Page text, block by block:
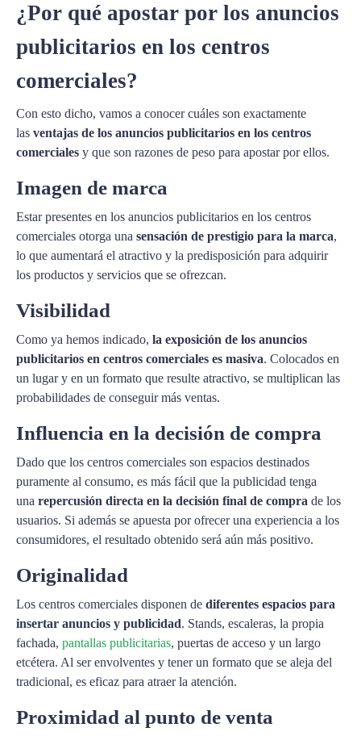
¿Por qué apostar por los anuncios
publicitarios en los centros
comerciales?
Con esto dicho, vamos a conocer cuáles son exactamente
las ventajas de los anuncios publicitarios en los centros
comerciales y que son razones de peso para apostar por ellos.
Imagen de marca
Estar presentes en los anuncios publicitarios en los centros
comerciales otorga una sensación de prestigio para la marca,
lo que aumentará el atractivo y la predisposición para adquirir
los productos y servicios que se ofrezcan.
Visibilidad
Como ya hemos indicado, la exposición de los anuncios
publicitarios en centros comerciales es masiva. Colocados en
un lugar y en un formato que resulte atractivo, se multiplican las
probabilidades de conseguir más ventas.
Influencia en la decisión de compra
Dado que los centros comerciales son espacios destinados
puramente al consumo, es más fácil que la publicidad tenga
una repercusión directa en la decisión final de compra de los
usuarios. Si además se apuesta por ofrecer una experiencia a los
consumidores, el resultado obtenido será aún más positivo.
Originalidad
Los centros comerciales disponen de diferentes espacios para
insertar anuncios y publicidad. Stands, escaleras, la propia
fachada, pantallas publicitarias, puertas de acceso y un largo
etcétera. Al ser envolventes y tener un formato que se aleja del
tradicional, es eficaz para atraer la atención.
Proximidad al punto de venta